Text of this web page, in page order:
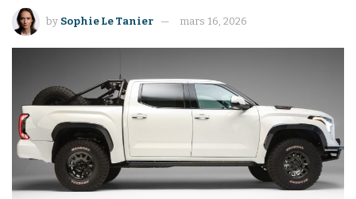
by Sophie Le Tanier mars 16, 2026